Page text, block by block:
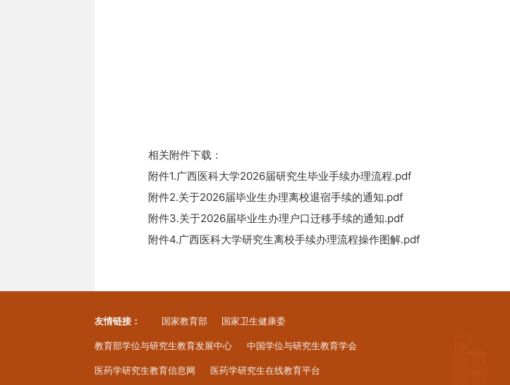
相关附件下载：
附件1.广西医科大学2026届研究生毕业手续办理流程.pdf
附件2.关于2026届毕业生办理离校退宿手续的通知.pdf
附件3.关于2026届毕业生办理户口迁移手续的通知.pdf
附件4.广西医科大学研究生离校手续办理流程操作图解.pdf
友情链接： 国家教育部 国家卫生健康委
教育部学位与研究生教育发展中心 中国学位与研究生教育学会
医药学研究生教育信息网 医药学研究生在线教育平台